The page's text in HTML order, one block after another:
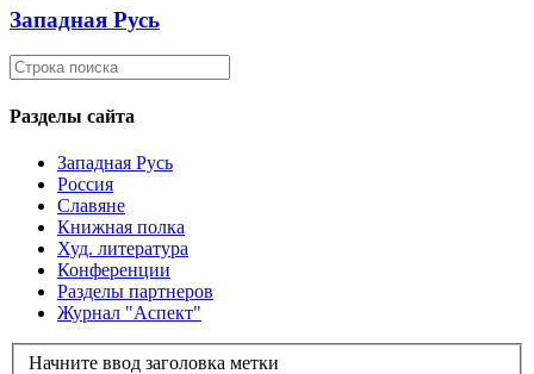
Западная Русь
Разделы сайта
Западная Русь
Россия
Славяне
Книжная полка
Худ. литература
Конференции
Разделы партнеров
Журнал "Аспект"
Начните ввод заголовка метки